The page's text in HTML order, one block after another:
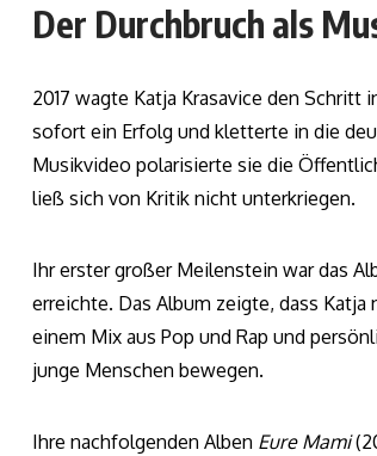
Der Durchbruch als
2017 wagte Katja Krasavice den
sofort ein Erfolg und kletterte in die
Musikvideo polarisierte sie die
ließ sich von Kritik nicht unterkriegen.
Ihr erster großer Meilenstein war das
erreichte. Das Album zeigte, dass
einem Mix aus Pop und Rap und
junge Menschen bewegen.
Ihre nachfolgenden Alben Eure Mami